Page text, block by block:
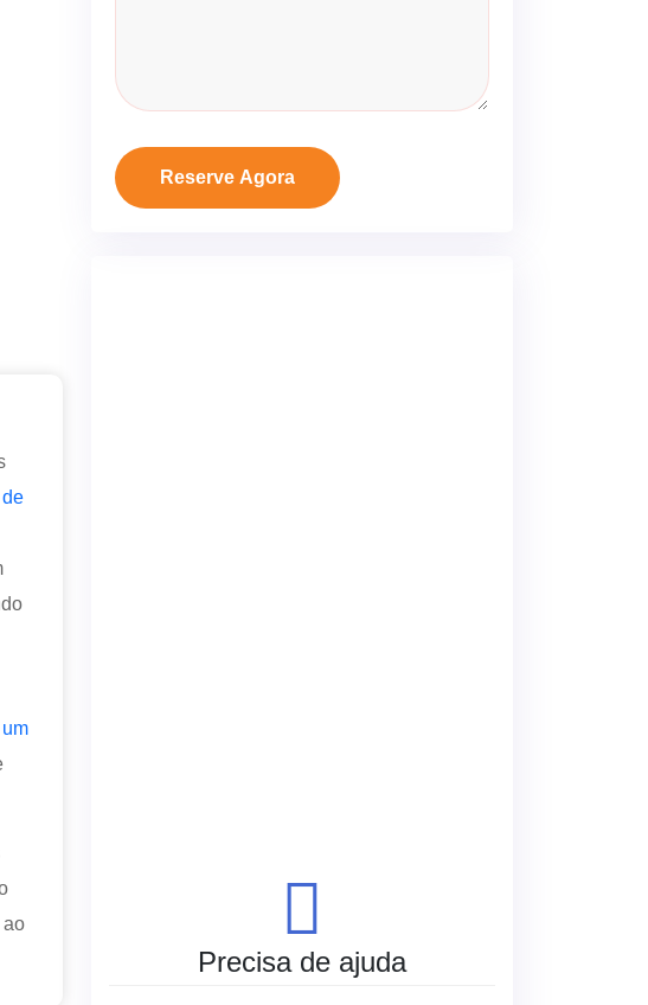
ao
Reserve Agora
Precisa de ajuda